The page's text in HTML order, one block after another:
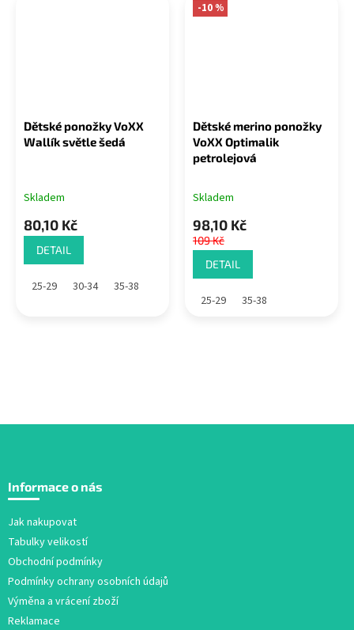
Dětské ponožky VoXX
Wallík světle šedá
Skladem
80,10 Kč
DETAIL
25-29 30-34 35-38
-10 %
Dětské merino ponožky
VoXX Optimalik
petrolejová
Skladem
98,10 Kč
109 Kč
DETAIL
25-29 35-38
p
Informace o nás
Jak nakupovat
Tabulky velikostí
Obchodní podmínky
Podmínky ochrany osobních údajů
Výměna a vrácení zboží
Reklamace